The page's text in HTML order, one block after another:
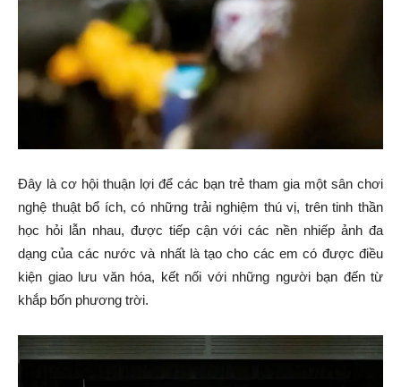
Đây là cơ hội thuận lợi để các bạn trẻ tham gia một sân chơi
nghệ thuật bổ ích, có những trải nghiệm thú vị, trên tinh thần
học hỏi lẫn nhau, được tiếp cận với các nền nhiếp ảnh đa
dạng của các nước và nhất là tạo cho các em có được điều
kiện giao lưu văn hóa, kết nối với những người bạn đến từ
khắp bốn phương trời.